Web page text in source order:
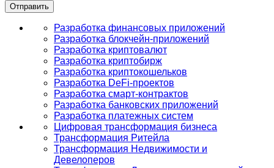
Разработка финансовых приложений
Разработка блокчейн-приложений
Разработка криптовалют
Разработка криптобирж
Разработка криптокошельков
Разработка DeFi-проектов
Разработка смарт-контрактов
Разработка банковских приложений
Разработка платежных систем
Цифровая трансформация бизнеса
Трансформация Ритейла
Трансформация Недвижимости и
Девелоперов